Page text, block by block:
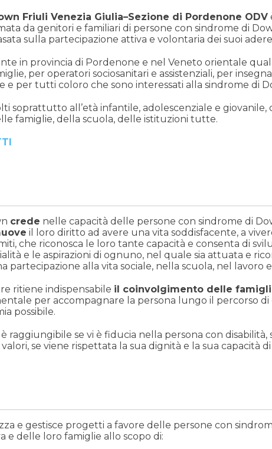
Friuli Venezia Giulia–Sezione di Pordenone ODV
da genitori e familiari di persone con sindrome di
sulla partecipazione attiva e volontaria dei suoi
in provincia di Pordenone e nel Veneto orientale
per operatori sociosanitari e assistenziali, per
e per tutti coloro che sono interessati alla sindrome di
soprattutto all’età infantile, adolescenziale e giovanile,
famiglie, della scuola, delle istituzioni tutte.
crede nelle capacità delle persone con sindrome di
il loro diritto ad avere una vita soddisfacente, a
che riconosca le loro tante capacità e consenta di
e le aspirazioni di ognuno, nel quale sia attuata e
partecipazione alla vita sociale, nella scuola, nel lavoro
ritiene indispensabile il coinvolgimento delle
per accompagnare la persona lungo il percorso di
possibile.
raggiungibile se vi è fiducia nella persona con disabilità,
se viene rispettata la sua dignità e la sua capacità
e gestisce progetti a favore delle persone con
e delle loro famiglie allo scopo di: